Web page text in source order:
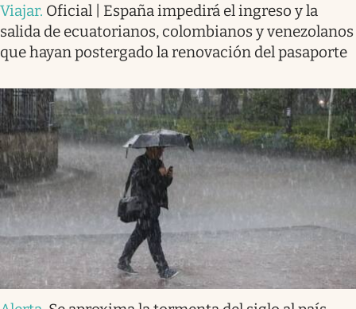
Viajar. Oficial | España impedirá el ingreso y la
salida de ecuatorianos, colombianos y venezolanos
que hayan postergado la renovación del pasaporte